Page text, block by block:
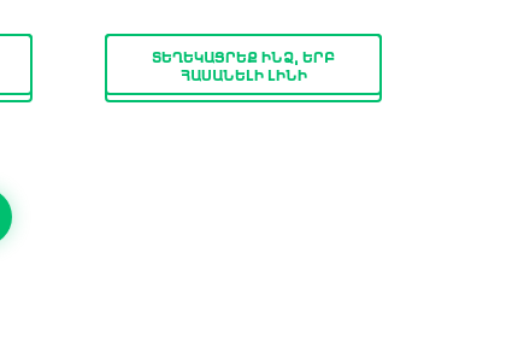
ՏԵՂԵԿԱՑՐԵՔ ԻՆՁ, ԵՐԲ
ՀԱՍԱՆԵԼԻ ԼԻՆԻ